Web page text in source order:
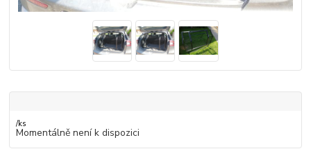
/ks
Momentálně není k dispozici